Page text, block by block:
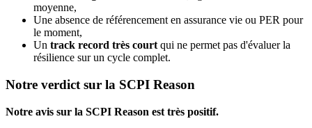
moyenne,
Une absence de référencement en assurance vie ou PER pour
le moment,
Un track record très court qui ne permet pas d'évaluer la
résilience sur un cycle complet.
Notre verdict sur la SCPI Reason
Notre avis sur la SCPI Reason est très positif.